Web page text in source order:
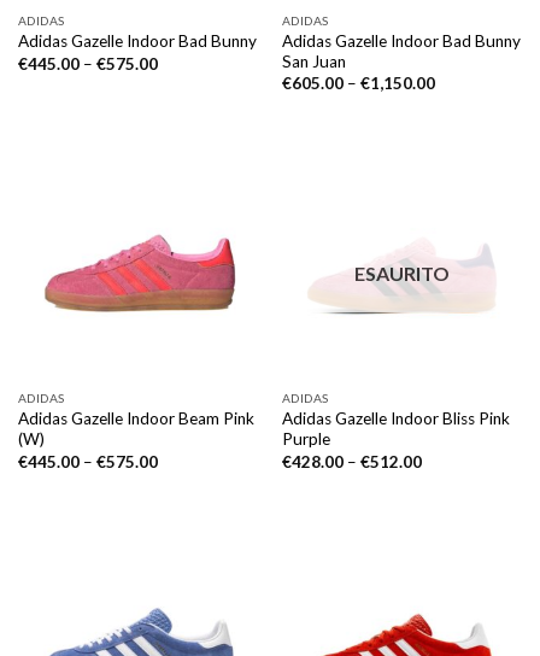
ADIDAS
Adidas Gazelle Indoor Bad Bunny
€445.00– €575.00
ADIDAS
Adidas Gazelle Indoor Bad Bunny
San Juan
€605.00– €1,150.00
ADIDAS
Adidas Gazelle Indoor Beam Pink
(W)
€445.00– €575.00
ESAURITO
ADIDAS
Adidas Gazelle Indoor Bliss Pink
Purple
€428.00– €512.00